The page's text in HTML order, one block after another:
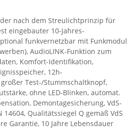
nach dem Streulichtprinzip für
eingebauter 10-Jahres-
funkvernetzbar mit Funkmodul
AudioLINK-Funktion zum
Komfort-Identifikation,
12h-
Test-/Stummschaltknopf,
ohne LED-Blinken, automat.
Demontagesicherung, VdS-
Qualitätssiegel Q gemäß VdS
Garantie, 10 Jahre Lebensdauer